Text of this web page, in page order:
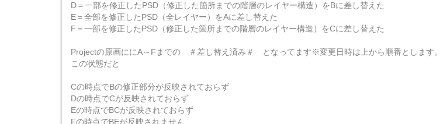
D＝一部を修正したPSD（修正した箇所までの階層のレイヤー構造）をBに差し替えた
E＝全部を修正したPSD（全レイヤー）をAに差し替えた
F＝一部を修正したPSD（修正した箇所までの階層のレイヤー構造）をCに差し替えた
Projectの原画ににA～Fまでの ＃差し替え済み＃ となってます※変更日時は上から順番とします。
この状態だと
Cの時点でBの修正部分が反映されておらず
Dの時点でCが反映されておらず
Eの時点でBCが反映されておらず
Fの時点でBEが反映されません